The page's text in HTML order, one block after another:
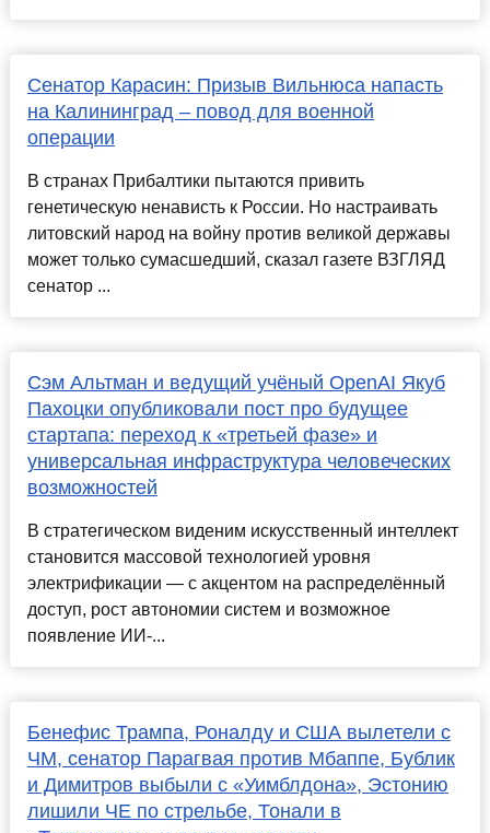
Сенатор Карасин: Призыв Вильнюса напасть
на Калининград – повод для военной
операции
В странах Прибалтики пытаются привить
генетическую ненависть к России. Но настраивать
литовский народ на войну против великой державы
может только сумасшедший, сказал газете ВЗГЛЯД
сенатор ...
Сэм Альтман и ведущий учёный OpenAI Якуб
Пахоцки опубликовали пост про будущее
стартапа: переход к «третьей фазе» и
универсальная инфраструктура человеческих
возможностей
В стратегическом виденим искусственный интеллект
становится массовой технологией уровня
электрификации — с акцентом на распределённый
доступ, рост автономии систем и возможное
появление ИИ-...
Бенефис Трампа, Роналду и США вылетели с
ЧМ, сенатор Парагвая против Мбаппе, Бублик
и Димитров выбыли с «Уимблдона», Эстонию
лишили ЧЕ по стрельбе, Тонали в